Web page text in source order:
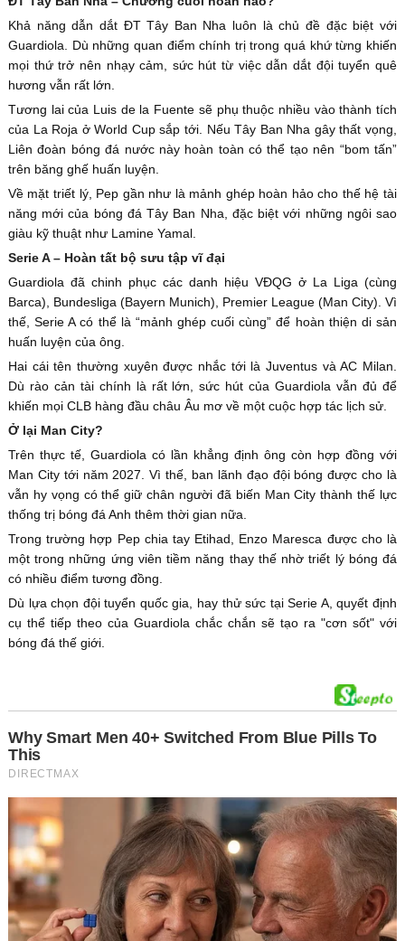
Khả năng dẫn dắt ĐT Tây Ban Nha luôn là chủ đề đặc biệt với
Guardiola. Dù những quan điểm chính trị trong quá khứ từng khiến
mọi thứ trở nên nhạy cảm, sức hút từ việc dẫn dắt đội tuyển quê
hương vẫn rất lớn.
Tương lai của Luis de la Fuente sẽ phụ thuộc nhiều vào thành tích
của La Roja ở World Cup sắp tới. Nếu Tây Ban Nha gây thất vọng,
Liên đoàn bóng đá nước này hoàn toàn có thể tạo nên “bom tấn”
trên băng ghế huấn luyện.
Về mặt triết lý, Pep gần như là mảnh ghép hoàn hảo cho thế hệ tài
năng mới của bóng đá Tây Ban Nha, đặc biệt với những ngôi sao
giàu kỹ thuật như Lamine Yamal.
Serie A – Hoàn tất bộ sưu tập vĩ đại
Guardiola đã chinh phục các danh hiệu VĐQG ở La Liga (cùng
Barca), Bundesliga (Bayern Munich), Premier League (Man City). Vì
thế, Serie A có thể là “mảnh ghép cuối cùng” để hoàn thiện di sản
huấn luyện của ông.
Hai cái tên thường xuyên được nhắc tới là Juventus và AC Milan.
Dù rào cản tài chính là rất lớn, sức hút của Guardiola vẫn đủ để
khiến mọi CLB hàng đầu châu Âu mơ về một cuộc hợp tác lịch sử.
Ở lại Man City?
Trên thực tế, Guardiola có lần khẳng định ông còn hợp đồng với
Man City tới năm 2027. Vì thế, ban lãnh đạo đội bóng được cho là
vẫn hy vọng có thể giữ chân người đã biến Man City thành thế lực
thống trị bóng đá Anh thêm thời gian nữa.
Trong trường hợp Pep chia tay Etihad, Enzo Maresca được cho là
một trong những ứng viên tiềm năng thay thế nhờ triết lý bóng đá
có nhiều điểm tương đồng.
Dù lựa chọn đội tuyển quốc gia, hay thử sức tại Serie A, quyết định
cụ thể tiếp theo của Guardiola chắc chắn sẽ tạo ra "cơn sốt" với
bóng đá thế giới.